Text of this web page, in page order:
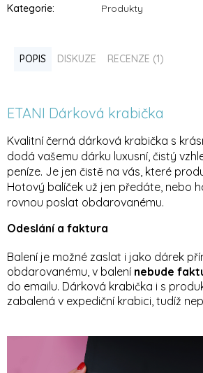
Kategorie: Produkty
POPIS DISKUZE RECENZE (1)
ETANI Dárková krabička
Kvalitní černá dárková krabička s
dodá vašemu dárku luxusní, čistý
peníze. Je jen čistě na vás, které
Hotový balíček už jen předáte, nebo
rovnou poslat obdarovanému.
Odeslání a faktura
Balení je možné zaslat i jako dárek
obdarovanému, v balení nebude
do emailu. Dárková krabička i s
zabalená v expediční krabici, tudíž